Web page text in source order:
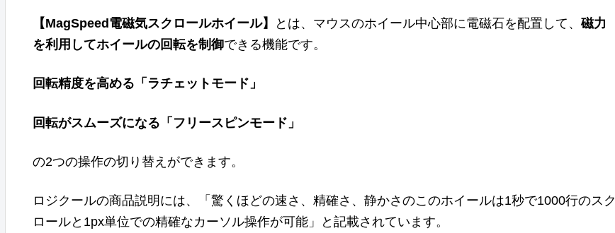
【MagSpeed電磁気スクロールホイール】 とは、マウスのホイール中心部に電磁石を配置して、磁力
を利用してホイールの回転を制御できる機能です。
回転精度を高める「ラチェットモード」
回転がスムーズになる「フリースピンモード」
の2つの操作の切り替えができます。
ロジクールの商品説明には、「驚くほどの速さ、精確さ、静かさのこのホイールは1秒で1000行のスク
ロールと1px単位での精確なカーソル操作が可能」と記載されています。